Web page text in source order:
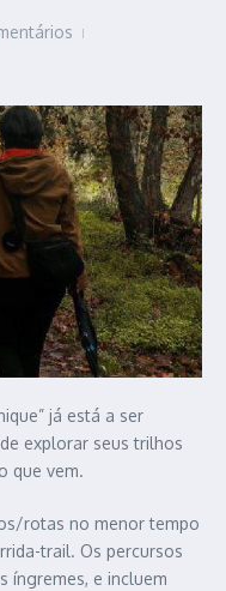
já está a ser
explorar seus trilhos
que vem.
rotas no menor tempo
trail. Os percursos
íngremes, e incluem